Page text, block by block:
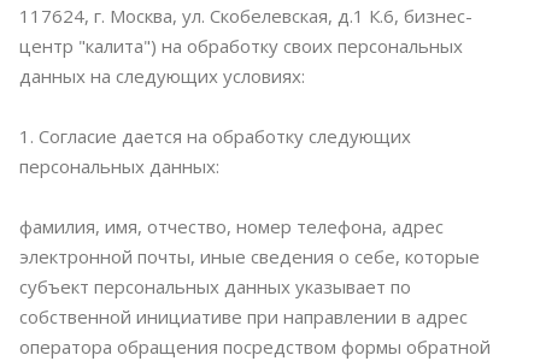
117624, г. Москва, ул. Скобелевская, д.1 К.6, бизнес-
центр "калита") на обработку своих персональных
данных на следующих условиях:
1. Согласие дается на обработку следующих
персональных данных:
фамилия, имя, отчество, номер телефона, адрес
электронной почты, иные сведения о себе, которые
субъект персональных данных указывает по
собственной инициативе при направлении в адрес
оператора обращения посредством формы обратной